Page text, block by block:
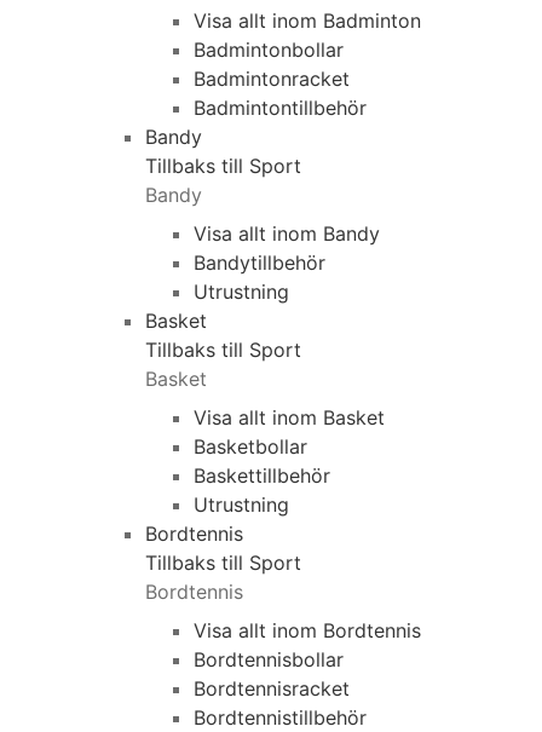
Visa allt inom Badminton
Badmintonbollar
Badmintonracket
Badmintontillbehör
Bandy
Tillbaks till Sport
Bandy
Visa allt inom Bandy
Bandytillbehör
Utrustning
Basket
Tillbaks till Sport
Basket
Visa allt inom Basket
Basketbollar
Baskettillbehör
Utrustning
Bordtennis
Tillbaks till Sport
Bordtennis
Visa allt inom Bordtennis
Bordtennisbollar
Bordtennisracket
Bordtennistillbehör